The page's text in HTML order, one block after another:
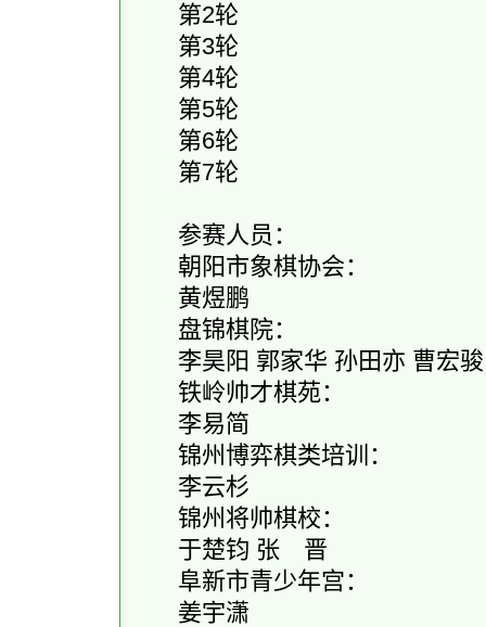
第2轮
第3轮
第4轮
第5轮
第6轮
第7轮
参赛人员：
朝阳市象棋协会：
黄煜鹏
盘锦棋院：
李昊阳 郭家华 孙田亦 曹宏骏
铁岭帅才棋苑：
李易简
锦州博弈棋类培训：
李云杉
锦州将帅棋校：
于楚钧 张 晋
阜新市青少年宫：
姜宇潇